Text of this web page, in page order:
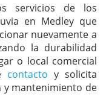
servicios de los
en Medley que
nuevamente a
la durabilidad
o local comercial
contacto y solicita
y mantenimiento de